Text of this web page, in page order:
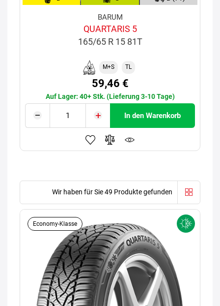
BARUM
QUARTARIS 5
165/65 R 15 81T
M+S TL
59,46 €
Auf Lager: 40+ Stk. (Lieferung 3-10 Tage)
In den Warenkorb
Wir haben für Sie 49 Produkte gefunden
Economy-Klasse